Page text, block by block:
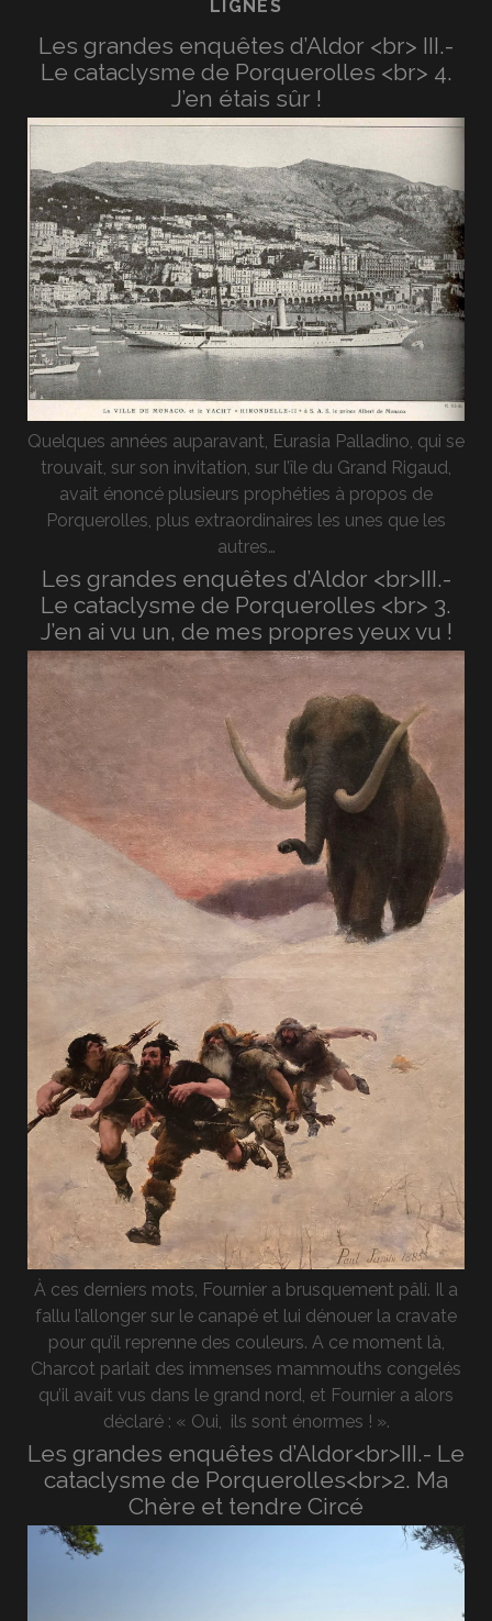
LIGNES
Les grandes enquêtes d’Aldor <br> III.-
Le cataclysme de Porquerolles <br> 4.
J’en étais sûr !
Quelques années auparavant, Eurasia Palladino, qui se
trouvait, sur son invitation, sur l’île du Grand Rigaud,
avait énoncé plusieurs prophéties à propos de
Porquerolles, plus extraordinaires les unes que les
autres…
Les grandes enquêtes d’Aldor <br>III.-
Le cataclysme de Porquerolles <br> 3.
J’en ai vu un, de mes propres yeux vu !
À ces derniers mots, Fournier a brusquement pâli. Il a
fallu l’allonger sur le canapé et lui dénouer la cravate
pour qu’il reprenne des couleurs. A ce moment là,
Charcot parlait des immenses mammouths congelés
qu’il avait vus dans le grand nord, et Fournier a alors
déclaré : « Oui, ils sont énormes ! ».
Les grandes enquêtes d’Aldor<br>III.- Le
cataclysme de Porquerolles<br>2. Ma
Chère et tendre Circé